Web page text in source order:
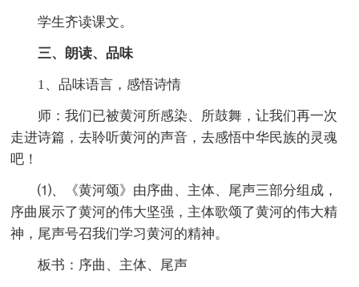
学生齐读课文。
三、朗读、品味
1、品味语言，感悟诗情
师：我们已被黄河所感染、所鼓舞，让我们再一次
走进诗篇，去聆听黄河的声音，去感悟中华民族的灵魂
吧！
⑴、《黄河颂》由序曲、主体、尾声三部分组成，
序曲展示了黄河的伟大坚强，主体歌颂了黄河的伟大精
神，尾声号召我们学习黄河的精神。
板书：序曲、主体、尾声